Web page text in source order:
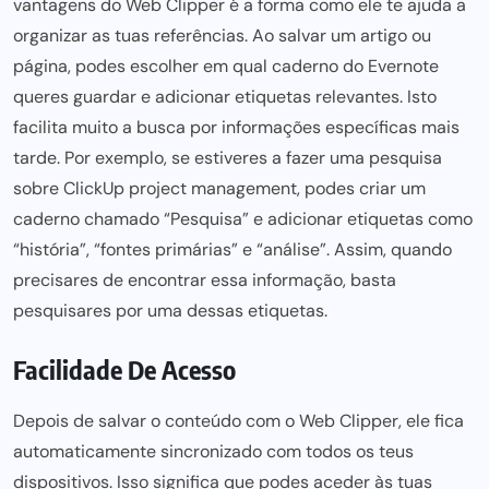
vantagens do Web Clipper é a forma comoele te ajuda a
organizar as tuas referências. Ao salvar um artigo ou
página, podes escolher em qual caderno do Evernote
queres guardar e adicionar etiquetas relevantes. Isto
facilita muito a busca por informações específicas mais
tarde. Por exemplo, se estiveres a fazer uma pesquisa
sobreClickUp project management, podes criar um
caderno chamado “Pesquisa” e adicionar etiquetas como
“história”, “fontes primárias” e “análise”. Assim, quando
precisares de encontrar essa informação, basta
pesquisares por uma dessas etiquetas.
Facilidade De Acesso
Depois de salvar o conteúdo com o Web Clipper, ele fica
automaticamente sincronizado com todos os teus
dispositivos. Isso significa que podes aceder às tuas